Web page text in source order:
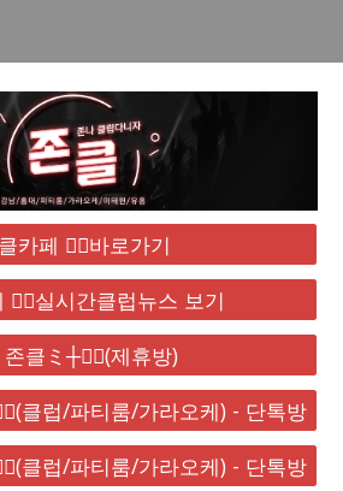
카페 ❤️‍🔥바로가기
❤️‍🔥실시간클럽뉴스 보기
클ミ┼❤️‍🔥(제휴방)
클럽/파티룸/가라오케) - 단톡방
클럽/파티룸/가라오케) - 단톡방